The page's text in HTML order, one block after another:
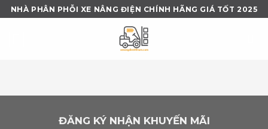
Skip
to
NHÀ PHÂN PHỖI XE NÂNG ĐIỆN CHÍNH HÃNG GIÁ TỐT 2025
ĐĂNG KÝ NHẬN KHUYẾN MÃI